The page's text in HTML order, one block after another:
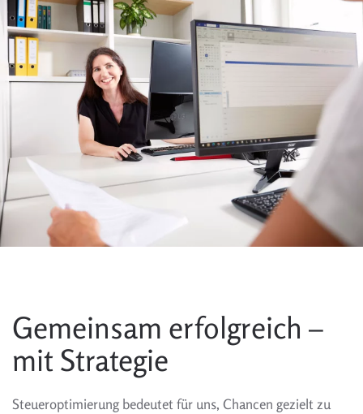
Gemeinsam erfolgreich –
mit Strategie
Steueroptimierung bedeutet für uns, Chancen gezielt zu